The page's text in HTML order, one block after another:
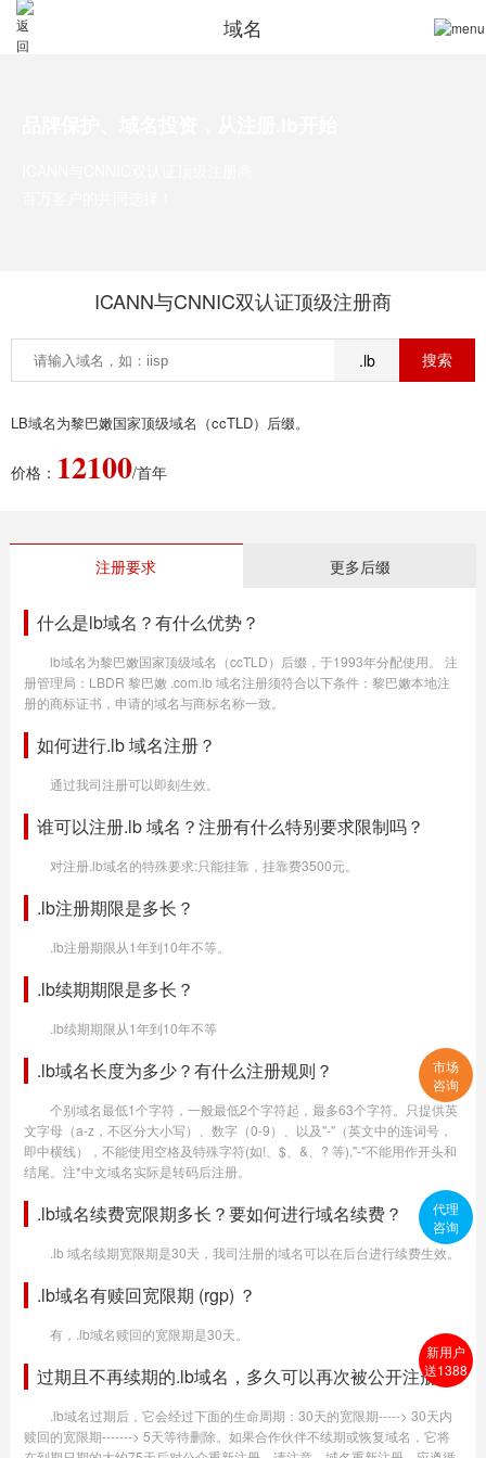
域名
ICANN与CNNIC双认证顶级注册商
.lb
LB域名为黎巴嫩国家顶级域名（ccTLD）后缀。
价格： 12100/首年
注册要求 更多后缀
什么是lb域名？有什么优势？
lb域名为黎巴嫩国家顶级域名（ccTLD）后缀，于1993年分配使用。 注
册管理局：LBDR 黎巴嫩 .com.lb 域名注册须符合以下条件：黎巴嫩本地注
册的商标证书，申请的域名与商标名称一致。
如何进行.lb 域名注册？
通过我司注册可以即刻生效。
谁可以注册.lb 域名？注册有什么特别要求限制吗？
对注册.lb域名的特殊要求:只能挂靠，挂靠费3500元。
.lb注册期限是多长？
.lb注册期限从1年到10年不等。
.lb续期期限是多长？
.lb续期期限从1年到10年不等
.lb域名长度为多少？有什么注册规则？
个别域名最低1个字符，一般最低2个字符起，最多63个字符。只提供英
文字母（a-z，不区分大小写）、数字（0-9）、以及"-"（英文中的连词号，
即中横线），不能使用空格及特殊字符(如!、$、&、? 等),"-"不能用作开头和
结尾。注*中文域名实际是转码后注册。
.lb域名续费宽限期多长？要如何进行域名续费？
.lb 域名续期宽限期是30天，我司注册的域名可以在后台进行续费生效。
.lb域名有赎回宽限期 (rgp) ？
有，.lb域名赎回的宽限期是30天。
过期且不再续期的.lb域名，多久可以再次被公开注册？
.lb域名过期后，它会经过下面的生命周期：30天的宽限期-----> 30天内
赎回的宽限期-------> 5天等待删除。如果合作伙伴不续期或恢复域名，它将
市场
咨询
代理
咨询
新用户
送1388